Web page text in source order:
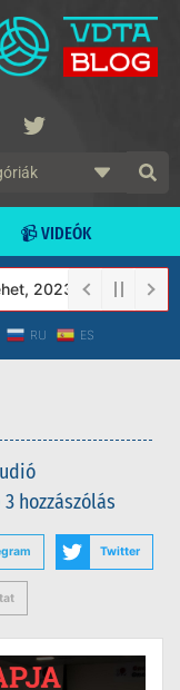
📹 VIDEÓK
tól a Védett
RU ES
3 hozzászólás
Twitter